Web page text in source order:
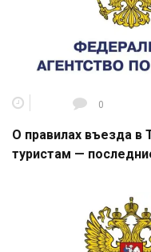
0
О правилах въезда в
туристам —